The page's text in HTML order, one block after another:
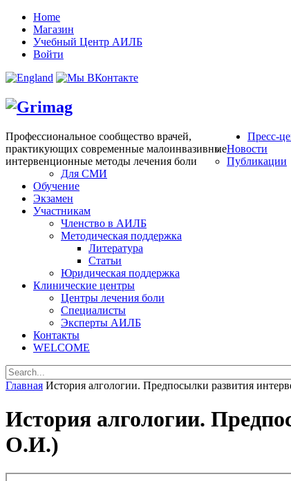
Home
Магазин
Учебный Центр АИЛБ
Войти
Профессиональное сообщество врачей,
практикующих современные малоинвазивные
интервенционные методы лечения боли
Пресс-
Новости
Публикации
Для СМИ
Обучение
Экзамен
Участникам
Членство в АИЛБ
Методическая поддержка
Литература
Статьи
Юридическая поддержка
Клинические центры
Центры лечения боли
Специалисты
Эксперты АИЛБ
Контакты
WELCOME
Главная История алгологии. Предпосылки развития
История алгологии.
О.И.)